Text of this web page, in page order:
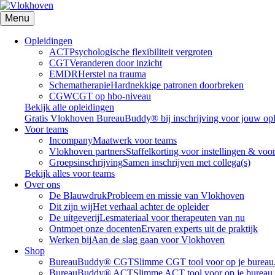
Menu
Opleidingen
ACTPsychologische flexibiliteit vergroten
CGTVeranderen door inzicht
EMDRHerstel na trauma
SchematherapieHardnekkige patronen doorbreken
CGWCGT op hbo-niveau
Bekijk alle opleidingen
Gratis Vlokhoven BureauBuddy® bij inschrijving voor jouw
Voor teams
IncompanyMaatwerk voor teams
Vlokhoven partnersStaffelkorting voor instellingen &
GroepsinschrijvingSamen inschrijven met collega(s)
Bekijk alles voor teams
Over ons
De BlauwdrukProbleem en missie van Vlokhoven
Dit zijn wijHet verhaal achter de opleider
De uitgeverijLesmateriaal voor therapeuten van nu
Ontmoet onze docentenErvaren experts uit de praktijk
Werken bijAan de slag gaan voor Vlokhoven
Shop
BureauBuddy® CGTSlimme CGT tool voor op je bureau.
BureauBuddy® ACTSlimme ACT tool voor op je bureau.